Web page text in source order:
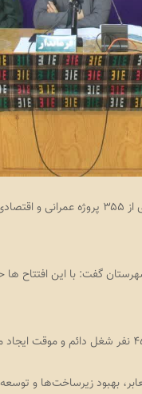
گفت: با این افتتاح
بهبود زیرساخت‌ها و